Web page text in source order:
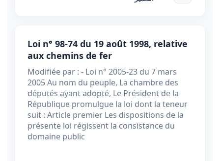
Loi n° 98-74 du 19 août 1998, relative
aux chemins de fer
Modifiée par : - Loi n° 2005-23 du 7 mars
2005 Au nom du peuple, La chambre des
députés ayant adopté, Le Président de la
République promulgue la loi dont la teneur
suit : Article premier Les dispositions de la
présente loi régissent la consistance du
domaine public